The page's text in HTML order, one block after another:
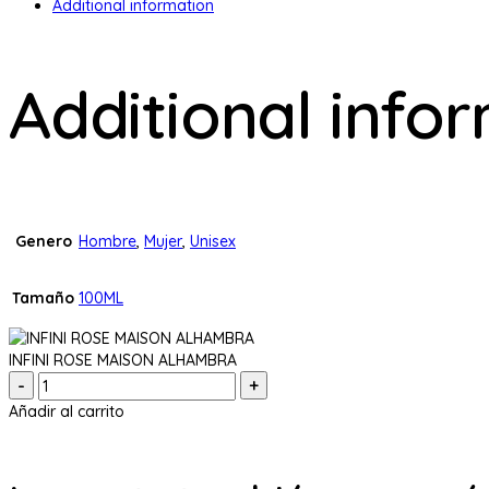
Additional information
Additional
Genero Hombre, Mujer, Unisex
Tamaño 100ML
INFINI ROSE MAISON ALHAMBRA
Cantidad:
Añadir al carrito